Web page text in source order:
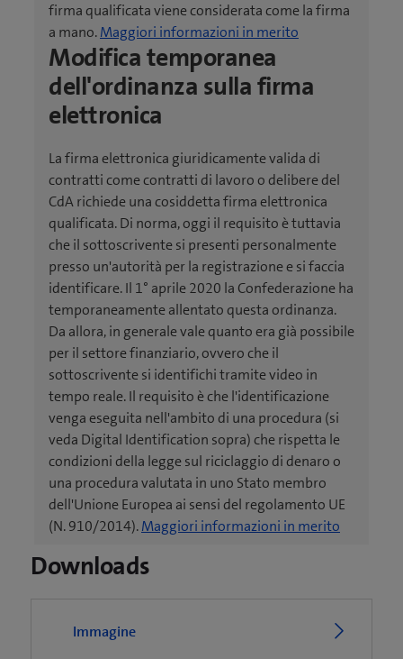
firma qualificata viene considerata come la firma
a mano.Maggiori informazioni in merito
Modifica temporanea
dell'ordinanza sulla firma
elettronica
La firma elettronica giuridicamente valida di
contratti come contratti di lavoro o delibere del
CdA richiede una cosiddetta firma elettronica
qualificata. Di norma, oggi il requisito è tuttavia
che il sottoscrivente si presenti personalmente
presso un'autorità per la registrazione e si faccia
identificare. Il 1° aprile 2020 la Confederazione ha
temporaneamente allentato questa ordinanza.
Da allora, in generale vale quanto era già possibile
per il settore finanziario, ovvero che il
sottoscrivente si identifichi tramite video in
tempo reale. Il requisito è che l'identificazione
venga eseguita nell'ambito di una procedura (si
veda Digital Identification sopra) che rispetta le
condizioni della legge sul riciclaggio di denaro o
una procedura valutata in uno Stato membro
dell'Unione Europea ai sensi del regolamento UE
(N. 910/2014).Maggiori informazioni in merito
u
Downloads
Immagine